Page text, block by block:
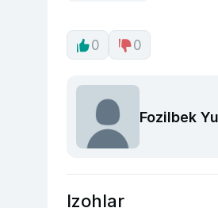
0 0
Fozilbek
Izohlar